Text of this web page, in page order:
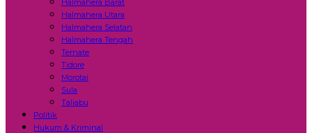
Halmahera Barat
Halmahera Utara
Halmahera Selatan
Halmahera Tengah
Ternate
Tidore
Morotai
Sula
Taliabu
Politik
Hukum & Kriminal